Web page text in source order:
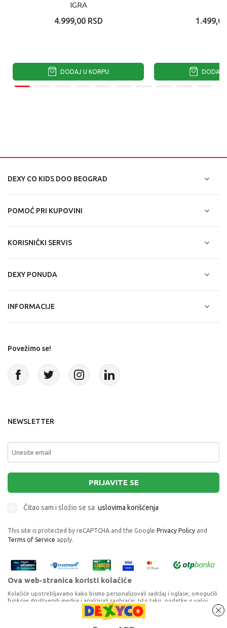
IGRA
4.999,00 RSD
DODAJ U KORPU
1.499,00
DODAJ
PLAY LAND PUT OKO SVETA EDUKATIVNA
DEXY CO KIDS DOO BEOGRAD
POMOĆ PRI KUPOVINI
KORISNIČKI SERVIS
DEXY PONUDA
INFORMACIJE
Povežimo se!
NEWSLETTER
PRIJAVITE SE
Čitao sam i složio se sa uslovima korišćenja
This site is protected by reCAPTCHA and the Google Privacy Policy and
Terms of Service apply.
Ova web-stranica koristi kolačiće
Kolačiće upotrebljavamo kako bismo personalizovali sadržaj i oglase, omogućili
funkcije društvenih medija i analizirali saobraćaj. Isto tako, podatke o vašoj
upotrebi naše web-lokacije delimo s partnerima za društvene medije,
oglašavanje i analizu, a oni ih mogu kombinovati s drugim podacima koje ste im
pružili ili koje su prikupili dok ste upotrebljavali njihove usluge. Nastavkom